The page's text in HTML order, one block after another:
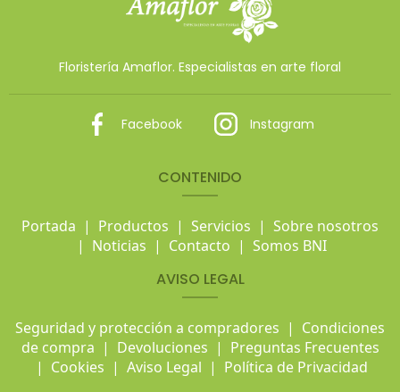
Floristería Amaflor. Especialistas en arte floral
Facebook Instagram
CONTENIDO
Portada | Productos | Servicios | Sobre nosotros
| Noticias | Contacto | Somos BNI
AVISO LEGAL
Seguridad y protección a compradores | Condiciones
de compra | Devoluciones | Preguntas Frecuentes
| Cookies | Aviso Legal | Política de Privacidad